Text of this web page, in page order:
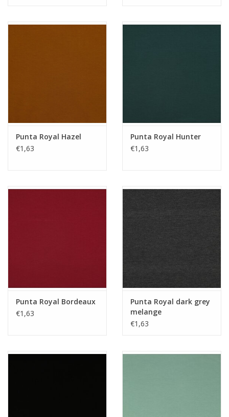
Loyalty
Punta Royal Hazel
€1,63
Punta Royal Hunter
€1,63
Punta Royal Bordeaux
€1,63
Punta Royal dark grey
melange
€1,63